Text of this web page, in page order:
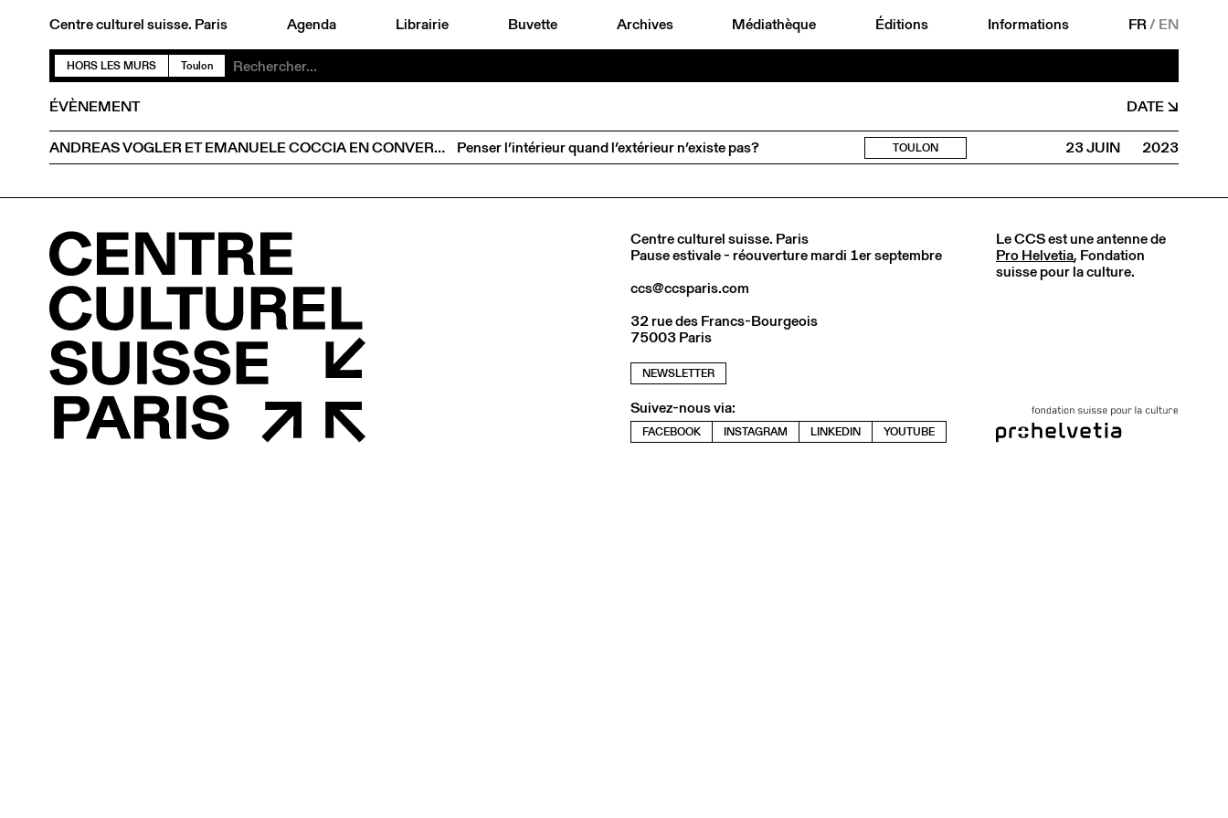
Centre culturel suisse. Paris Agenda Librairie Buvette Archives Médiathèque Éditions Informations FR/ EN
HORS LES MURS Toulon
ÉVÈNEMENT
DATE
ANDREAS VOGLER ET EMANUELE COCCIA EN CONVERSATION AVEC CHARLOTTE POUPON
Penser l’intérieur quand l’extérieur n’existe pas? TOULON 23 JUIN 2023
Centre culturel suisse. Paris
Pause estivale - réouverture mardi 1er septembre
ccs@ccsparis.com
32 rue des Francs-Bourgeois
75003 Paris
NEWSLETTER
Suivez-nous via:
FACEBOOK INSTAGRAM LINKEDIN YOUTUBE
Le CCS est une antenne de
Pro Helvetia, Fondation
suisse pour la culture.